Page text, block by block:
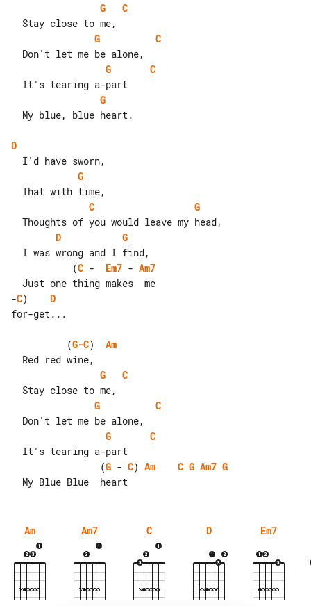
G
C
G
C
G
C
G
D
G
C
G
D
G
           (
C - Em7 - Am7
-C) D
for-get...
          (
G-C) Am
G
C
G
C
G
C
                (
G - C) Am C G Am7 G
Am Am7 C D Em7